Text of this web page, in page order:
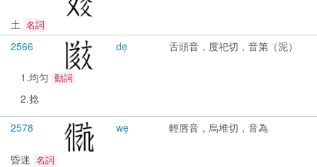
土 名詞
2566 dẹ 舌頭音，度祀切，音第（泥）
1.均匀 動詞
2.捻
2578 wẹ 輕唇音，烏堆切，音為
昏迷 名詞